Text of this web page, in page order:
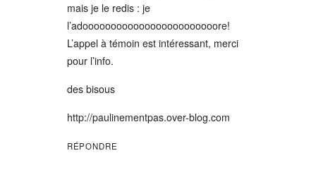
mais je le redis : je
l’adoooooooooooooooooooooooore!
L’appel à témoin est intéressant, merci
pour l’info.
des bisous
http://paulinementpas.over-blog.com
RÉPONDRE